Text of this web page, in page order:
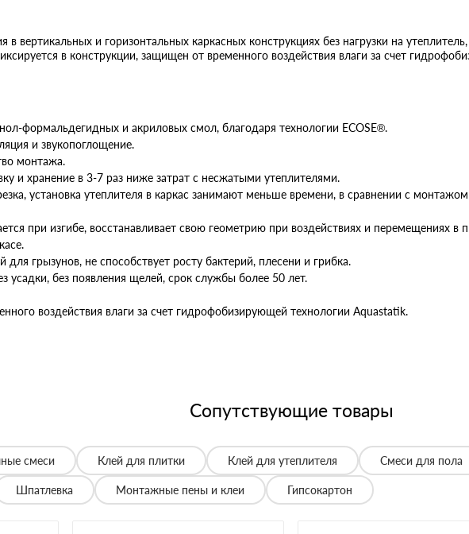
в вертикальных и горизонтальных каркасных конструкциях без нагрузки на
в конструкции, защищен от временного воздействия влаги за счет
формальдегидных и акриловых смол, благодаря технологии ECOSE®.
и звукопоглощение.
монтажа.
и хранение в 3-7 раз ниже затрат с несжатыми утеплителями.
установка утеплителя в каркас занимают меньше времени, в сравнении с
при изгибе, восстанавливает свою геометрию при воздействиях и перемещениях в
для грызунов, не способствует росту бактерий, плесени и грибка.
усадки, без появления щелей, срок службы более 50 лет.
воздействия влаги за счет гидрофобизирующей технологии Aquastatik.
Сопутствующие товары
смеси Клей для плитки Клей для утеплителя Смеси для пола
Шпатлевка Монтажные пены и клеи Гипсокартон